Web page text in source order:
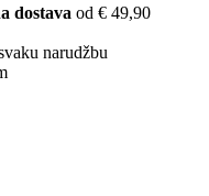
dostava od € 49,90
narudžbu